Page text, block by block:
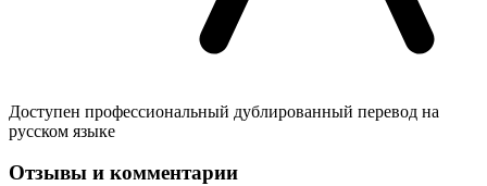
Доступен профессиональный дублированный перевод на
русском языке
Отзывы и комментарии